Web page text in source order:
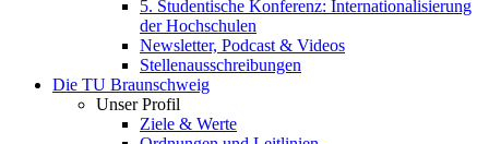
5. Studentische Konferenz: Internationalisierung
der Hochschulen
Newsletter, Podcast & Videos
Stellenausschreibungen
Die TU Braunschweig
Unser Profil
Ziele & Werte